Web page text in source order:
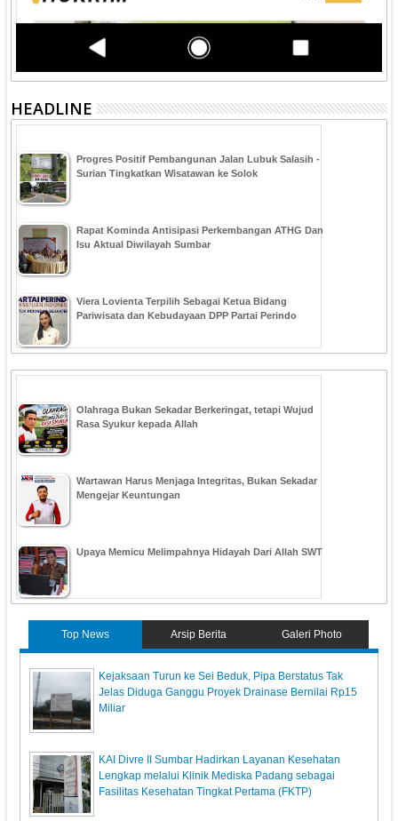
HEADLINE
Progres Positif Pembangunan Jalan Lubuk Salasih -
Surian Tingkatkan Wisatawan ke Solok
Rapat Kominda Antisipasi Perkembangan ATHG Dan
Isu Aktual Diwilayah Sumbar
Viera Lovienta Terpilih Sebagai Ketua Bidang
Pariwisata dan Kebudayaan DPP Partai Perindo
Olahraga Bukan Sekadar Berkeringat, tetapi Wujud
Rasa Syukur kepada Allah
Wartawan Harus Menjaga Integritas, Bukan Sekadar
Mengejar Keuntungan
Upaya Memicu Melimpahnya Hidayah Dari Allah SWT
Top News Arsip Berita Galeri Photo
Kejaksaan Turun ke Sei Beduk, Pipa Berstatus Tak
Jelas Diduga Ganggu Proyek Drainase Bernilai Rp15
Miliar
KAI Divre II Sumbar Hadirkan Layanan Kesehatan
Lengkap melalui Klinik Mediska Padang sebagai
Fasilitas Kesehatan Tingkat Pertama (FKTP)